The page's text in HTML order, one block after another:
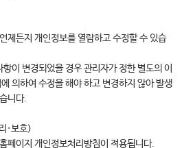
제든지 개인정보를 열람하고 수정할 수 있습
이 변경되었을 경우 관리자가 정한 별도의 이
의하여 수정을 해야 하고 변경하지 않아 발생
니다.
·보호)
페이지 개인정보처리방침이 적용됩니다.